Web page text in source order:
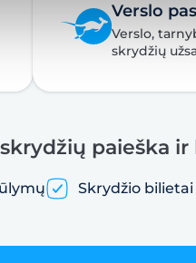
Verslo
Verslo,
skrydžių
paieška
Skrydžio